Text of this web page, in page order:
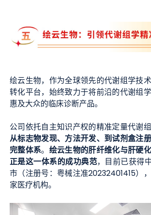
绘云生物，作为全球领先的代谢组学技
转化平台，始终致力于将前沿的代谢组
惠及大众的临床诊断产品。
公司依托自主知识产权的精准定量代谢
从标志物发现、方法开发、到试剂盒注
完整体系。 绘云生物的肝纤维化与肝硬
正是这一体系的成功典范，目前已获得
市（注册号：粤械注准20232401415）
家医疗机构。